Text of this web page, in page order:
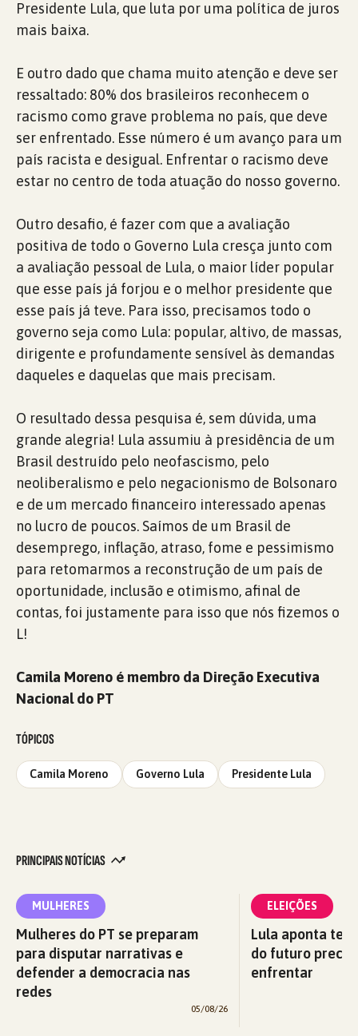
Presidente Lula, que luta por uma política de juros
mais baixa.
E outro dado que chama muito atenção e deve ser
ressaltado: 80% dos brasileiros reconhecem o
racismo como grave problema no país, que deve
ser enfrentado. Esse número é um avanço para um
país racista e desigual. Enfrentar o racismo deve
estar no centro de toda atuação do nosso governo.
Outro desafio, é fazer com que a avaliação
positiva de todo o Governo Lula cresça junto com
a avaliação pessoal de Lula, o maior líder popular
que esse país já forjou e o melhor presidente que
esse país já teve. Para isso, precisamos todo o
governo seja como Lula: popular, altivo, de massas,
dirigente e profundamente sensível às demandas
daqueles e daquelas que mais precisam.
O resultado dessa pesquisa é, sem dúvida, uma
grande alegria! Lula assumiu à presidência de um
Brasil destruído pelo neofascismo, pelo
neoliberalismo e pelo negacionismo de Bolsonaro
e de um mercado financeiro interessado apenas
no lucro de poucos. Saímos de um Brasil de
desemprego, inflação, atraso, fome e pessimismo
para retomarmos a reconstrução de um país de
oportunidade, inclusão e otimismo, afinal de
contas, foi justamente para isso que nós fizemos o
L!
Camila Moreno é membro da Direção Executiva
Nacional do PT
TÓPICOS
Camila Moreno Governo Lula Presidente Lula
PRINCIPAIS NOTÍCIAS
MULHERES
Mulheres do PT se preparam
para disputar narrativas e
defender a democracia nas
redes
05/08/26
ELEIÇÕES
Lula aponta
do futuro
enfrentar